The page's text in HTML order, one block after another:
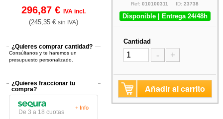
296,87 €IVA incl.
(245,35 €sin IVA)
¿Quieres comprar cantidad?
Consúltanos y te haremos un
presupuesto personalizado.
¿Quieres fraccionar tu
compra?
De 3 a 18 cuotas
+ Info
Ref:010100311 ID:23738
Disponible | Entrega 24/48h
Cantidad
- +
Añadir al carrito